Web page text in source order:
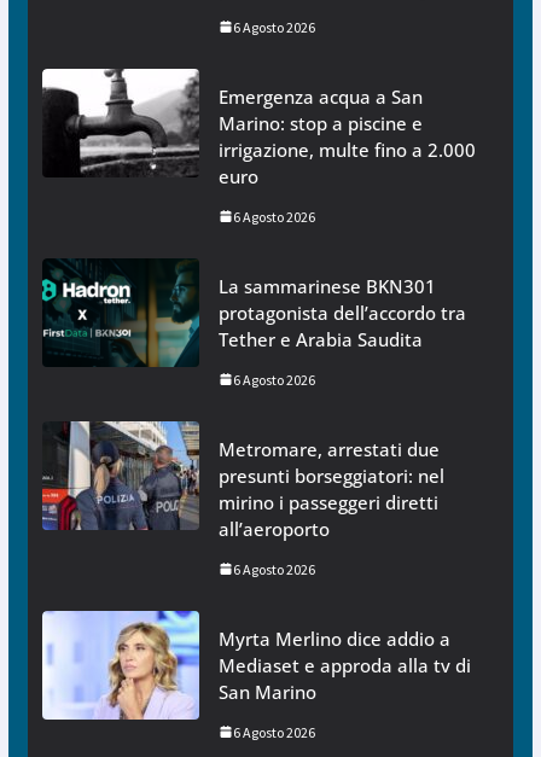
6 Agosto 2026
Emergenza acqua a San
Marino: stop a piscine e
irrigazione, multe fino a 2.000
euro
6 Agosto 2026
La sammarinese BKN301
protagonista dell’accordo tra
Tether e Arabia Saudita
6 Agosto 2026
Metromare, arrestati due
presunti borseggiatori: nel
mirino i passeggeri diretti
all’aeroporto
6 Agosto 2026
Myrta Merlino dice addio a
Mediaset e approda alla tv di
San Marino
6 Agosto 2026